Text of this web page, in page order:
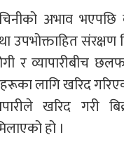
अभाव भएपछि
उपभोक्ताहित संरक्षण
र व्यापारीबीच
लागि खरिद
खरिद गरी
हो ।